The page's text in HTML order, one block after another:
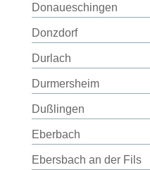
Donaueschingen
Donzdorf
Durlach
Durmersheim
Dußlingen
Eberbach
Ebersbach an der Fils